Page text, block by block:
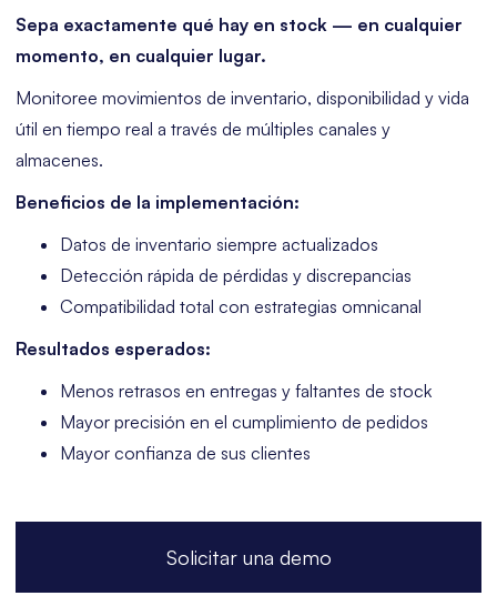
Sepa exactamente qué hay en stock — en cualquier
momento, en cualquier lugar.
Monitoree movimientos de inventario, disponibilidad y vida
útil en tiempo real a través de múltiples canales y
almacenes.
Beneficios de la implementación:
Datos de inventario siempre actualizados
Detección rápida de pérdidas y discrepancias
Compatibilidad total con estrategias omnicanal
Resultados esperados:
Menos retrasos en entregas y faltantes de stock
Mayor precisión en el cumplimiento de pedidos
Mayor confianza de sus clientes
Solicitar una demo